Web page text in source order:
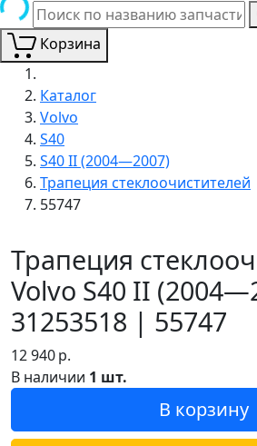
Корзина
Каталог
Volvo
S40
S40 II (2004—2007)
Трапеция стеклоочистителей
55747
Трапеция
Volvo S40 II
31253518 | 55747
12 940р.
В наличии 1 шт.
В корзину